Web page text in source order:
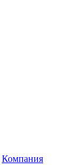
Компания